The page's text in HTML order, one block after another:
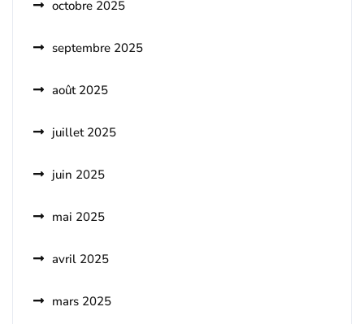
octobre 2025
septembre 2025
août 2025
juillet 2025
juin 2025
mai 2025
avril 2025
mars 2025